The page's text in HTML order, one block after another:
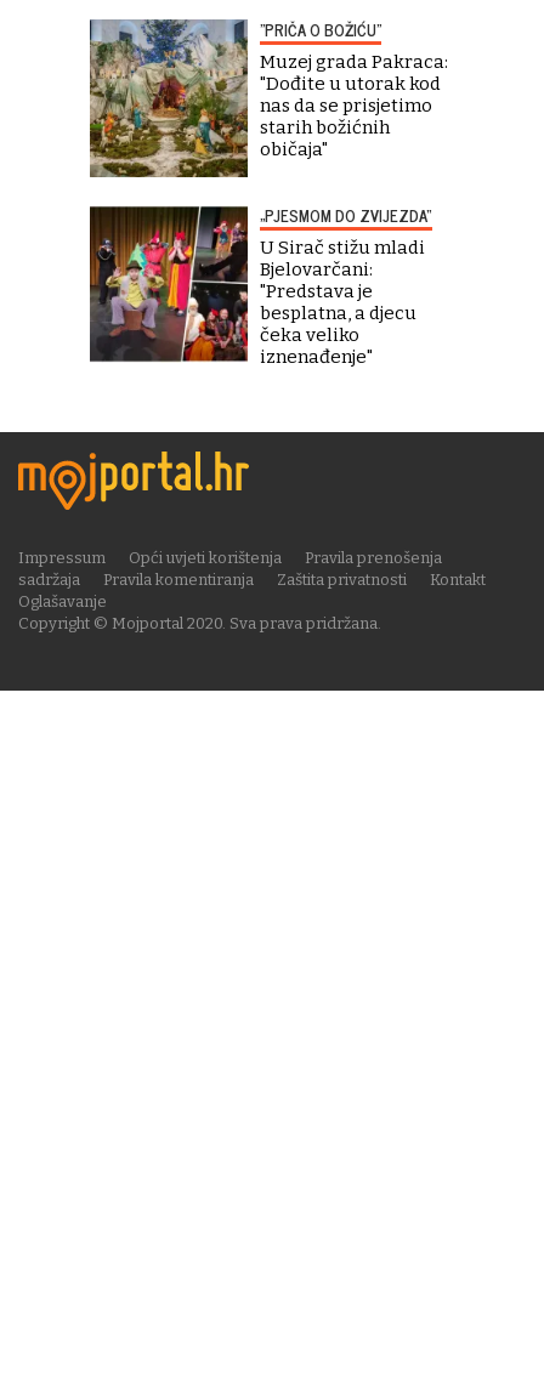
"PRIČA O BOŽIĆU"
Muzej grada Pakraca:
"Dođite u utorak kod
nas da se prisjetimo
starih božićnih
običaja"
„PJESMOM DO ZVIJEZDA“
U Sirač stižu mladi
Bjelovarčani:
"Predstava je
besplatna, a djecu
čeka veliko
iznenađenje"
Copyright © Mojportal 2020. Sva prava pridržana.
Impressum Opći uvjeti korištenja
Pravila prenošenja
sadržaja
Pravila komentiranja Zaštita privatnosti
Kontakt
Oglašavanje